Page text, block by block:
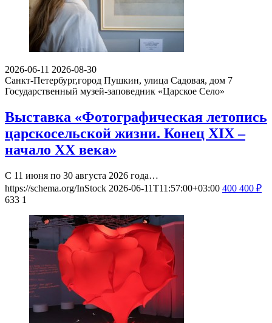
2026-06-11 2026-08-30
Санкт-Петербург,город Пушкин, улица Садовая, дом 7
Государственный музей-заповедник «Царское Село»
Выставка «Фотографическая летопись
царскосельской жизни. Конец XIX –
начало XX века»
С 11 июня по 30 августа 2026 года…
https://schema.org/InStock 2026-06-11T11:57:00+03:00 400 400 ₽
633 1